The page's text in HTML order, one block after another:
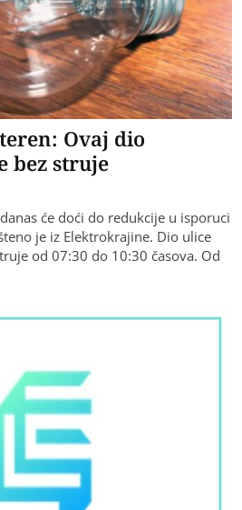
Ovaj dio
bez struje
će doći do redukcije u isporuci
je iz Elektrokrajine. Dio ulice
od 07:30 do 10:30 časova. Od